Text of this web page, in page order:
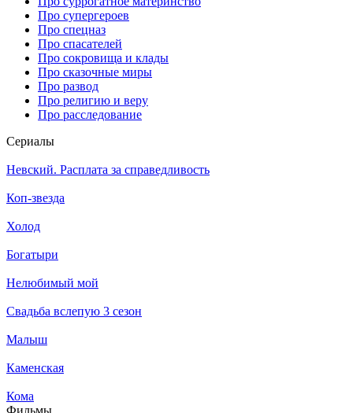
Про супергероев
Про спецназ
Про спасателей
Про сокровища и клады
Про сказочные миры
Про развод
Про религию и веру
Про расследование
Се­риа­лы
Невский. Расплата за справедливость
Коп-звезда
Холод
Богатыри
Нелюбимый мой
Свадьба вслепую 3 сезон
Малыш
Каменская
Кома
Филь­мы